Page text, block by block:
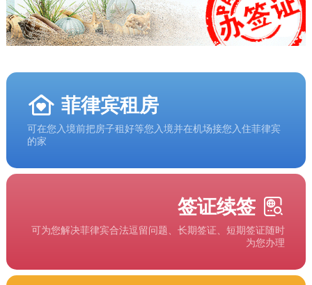
菲律宾租房
可在您入境前把房子租好等您入境并在机场接您入住菲律宾
的家
签证续签
可为您解决菲律宾合法逗留问题、长期签证、短期签证随时
为您办理